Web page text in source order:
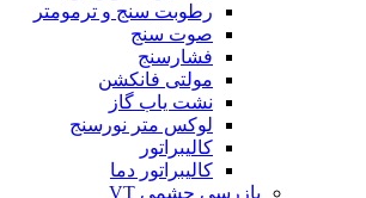
رطوبت سنج و ترمومتر
صوت سنج
فشارسنج
مولتی فانکشن
نشت یاب گاز
لوکس متر نورسنج
کالیبراتور
کالیبراتور دما
بازرسی چشمی VT